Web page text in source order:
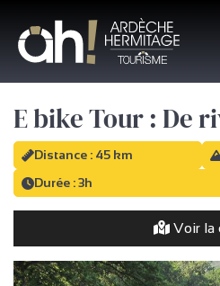
E bike Tour : De
Distance : 45 km
Durée : 3h
Voir la